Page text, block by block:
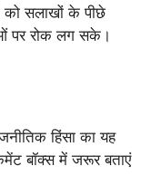
को सलाखों के पीछे
पर रोक लग सके।
हिंसा का यह
बॉक्स में जरूर बताएं